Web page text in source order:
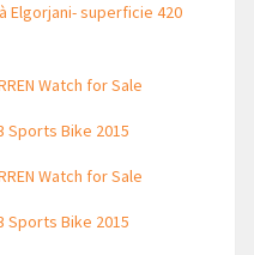
Elgorjani- superficie 420
Watch for Sale
Sports Bike 2015
Watch for Sale
Sports Bike 2015